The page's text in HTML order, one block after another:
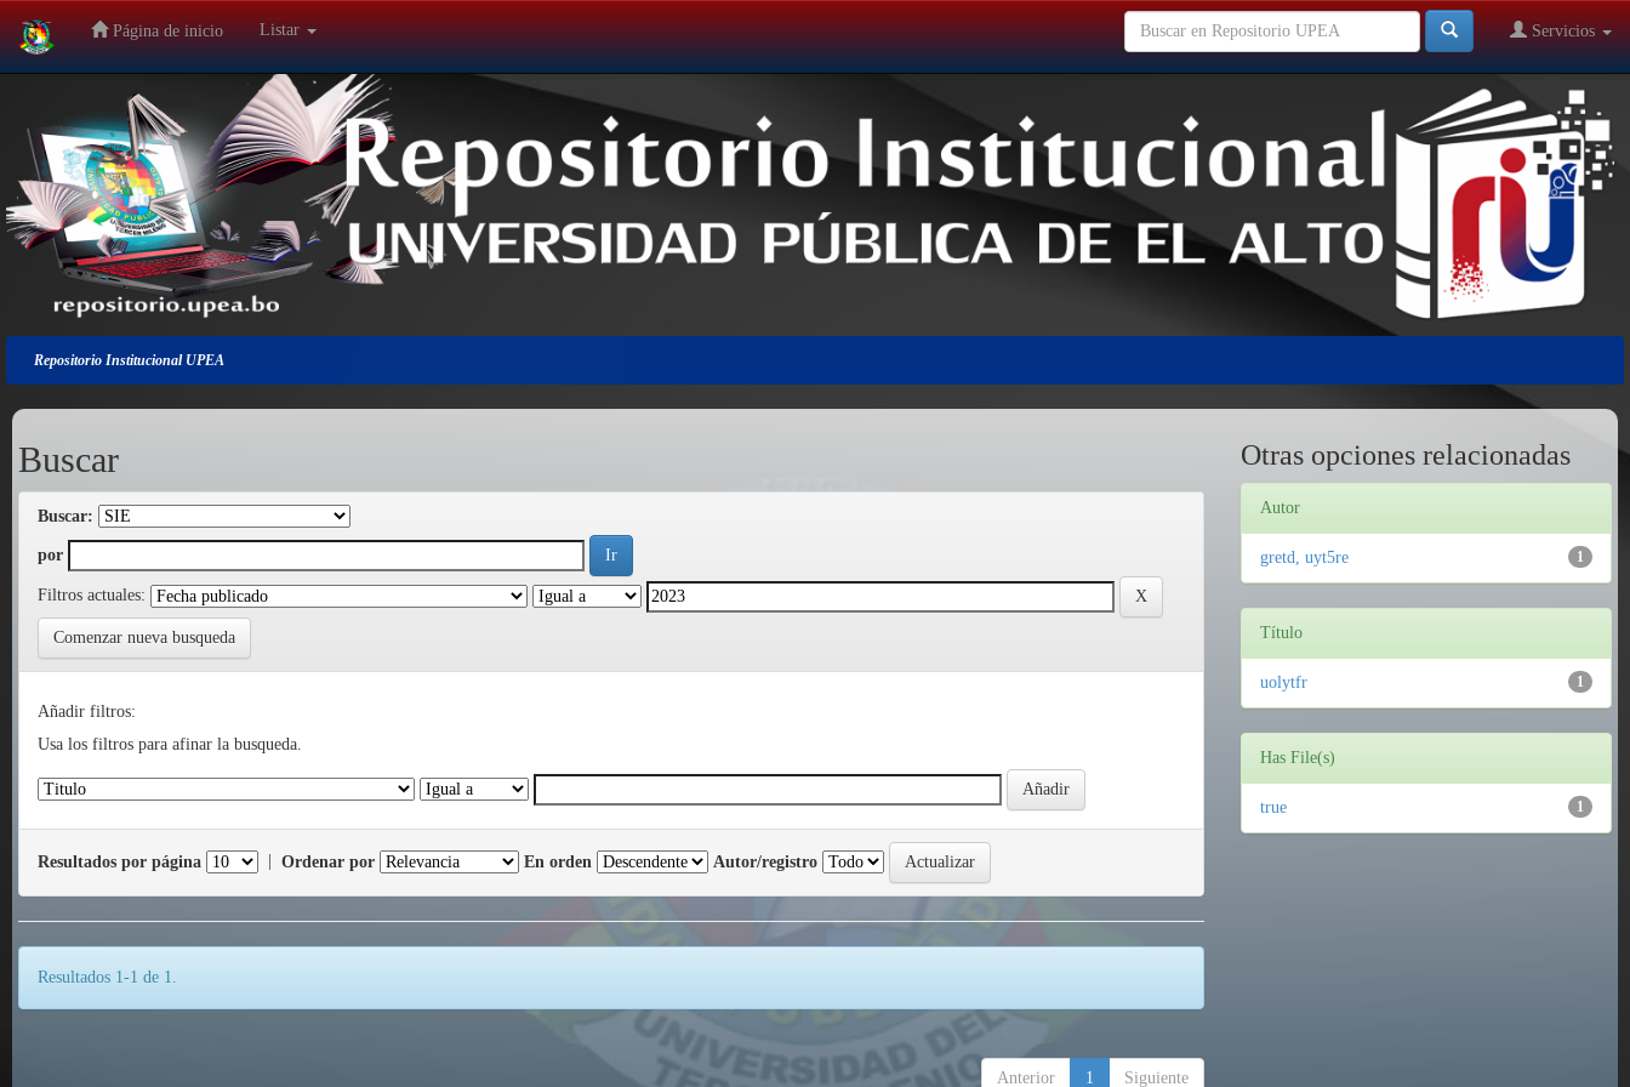
Salir
navegación
Página de inicio Listar Servicios
Repositorio Institucional UPEA
Buscar
Buscar:
por
Filtros actuales:
Comenzar nueva busqueda
Añadir filtros:
Usa los filtros para afinar la busqueda.
Resultados por página Ordenar por En orden Autor/registro
Resultados 1-1 de 1.
Anterior 1 Siguiente
Otras opciones relacionadas
Autor
1
gretd, uyt5re
Título
1
uolytfr
Has File(s)
1
true